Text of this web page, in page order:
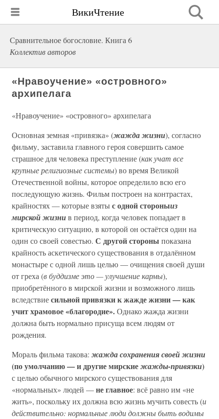
ВикиЧтение
Сравнительное богословие. Книга 6
Коллектив авторов
«Нравоучение» «островного»
архипелага
«Нравоучение» «островного» архипелага
Основная земная «привязка» (жажда жизни), согласно
фильму, заставила главного героя совершить самое
страшное для человека преступление (как учат все
крупные религиозные системы) во время Великой
Отечественной войны, которое определило всю его
последующую жизнь. Фильм построен на контрастах,
крайностях — которые взятыс одной стороныиз
мирской жизнив период, когда человек попадает в
критическую ситуацию, в которой он остаётся один на
один со своей совестью. С другой стороны показана
крайность аскетического существования в отдалённом
монастыре с одной лишь целью — очищения своей души
от греха (в буддизме это — улучшение кармы),
приобретённого в мирской жизни и возможного лишь
вследствиесильной привязки к жажде жизни — как
учит храмовое «благородие».Однако жажда жизни
должна быть нормально присуща всем людям от
рождения.
Мораль фильма такова: жажда сохранения своей жизни
(по умолчанию — и другие мирскиежажды-привязки)
с целью обычного мирского существования для
«нормальных» людей —не главное: всё равно им «не
жить», поскольку их должна всю жизнь мучить совесть (и
действительно: нормальные люди должны быть водимы